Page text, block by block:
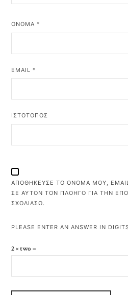
ΌΝΟΜΑ*
EMAIL*
ΙΣΤΌΤΟΠΟΣ
ΑΠΟΘΉΚΕΥΣΕ ΤΟ ΌΝΟΜΆ ΜΟΥ,
ΣΕ ΑΥΤΌΝ ΤΟΝ ΠΛΟΗΓΌ ΓΙΑ ΤΗΝ
ΣΧΟΛΙΆΣΩ.
PLEASE ENTER AN ANSWER IN
2 × two =